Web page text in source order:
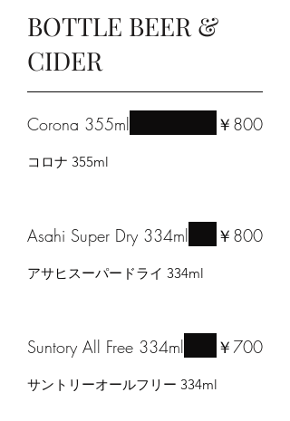
BOTTLE BEER &
CIDER
Corona 355ml
コロナ 355ml
￥800
Asahi Super Dry 334ml
アサヒスーパードライ 334ml
￥800
Suntory All Free 334ml
サントリーオールフリー 334ml
￥700